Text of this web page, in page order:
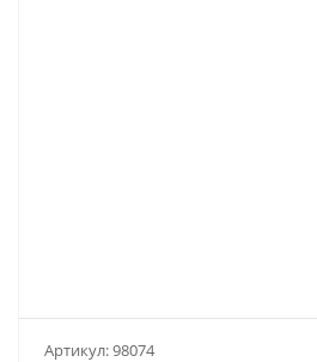
Артикул:98074